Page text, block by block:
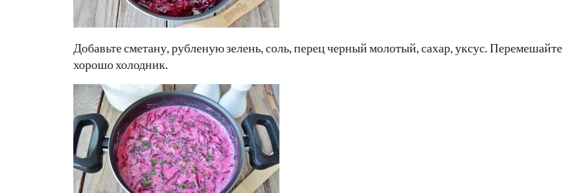
Добавьте сметану, рубленую зелень, соль, перец черный молотый, сахар, уксус. Перемешайте
хорошо холодник.